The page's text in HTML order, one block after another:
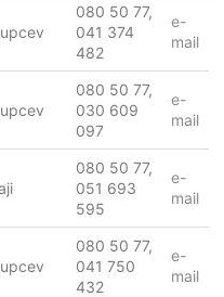
080 50 77,
041 374
482
e-
mail
080 50 77,
030 609
097
e-
mail
080 50 77,
051 693
595
e-
mail
080 50 77,
041 750
432
e-
mail